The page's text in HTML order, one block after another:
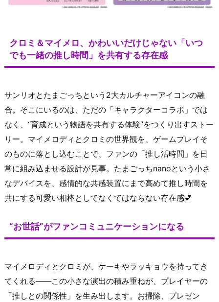
クロミ＆マイメロ、かわいいだけじゃない「いつ
でも一緒の推し時間」を共有する存在感
サンリオとたまごっちという2大カルチャーアイコンの融
合。そこにいるのは、ただの「キャラクターコラボ」では
なく、“育成という物語を共有する体験”をつくり出すストー
リー。マイメロディとクロミの世界観を、ゲームプレイそ
のものに落とし込むことで、ファンの「推し活時間」を日
常に組み込ませる設計が見事。たまごっちnanoという小さ
なデバイスを、感情的な共感装置にまで高めて推し時間を
共にする可愛い相棒としてなくてはならない存在感💕
“お世話”がファンコミュニケーションになる
マイメロディとクロミが、ケーキやラッキョウを持ってき
てくれる――この小さな演出の積み重ねが、プレイヤーの
「推しとの関係性」を生み出します。お掃除、プレゼン